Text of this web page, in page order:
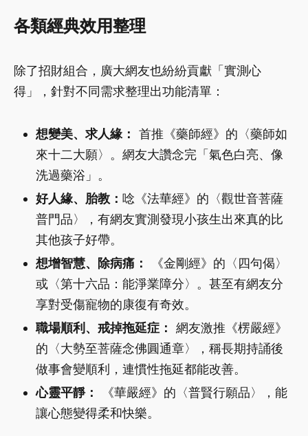
各類經典效用整理
除了招財組合，廣大網友也紛紛貢獻「實測心
得」，針對不同需求整理出功能清單：
想變美、求人緣：
首推《藥師經》的〈藥師如
來十二大願〉。網友大讚念完「氣色白亮、像
洗過藥浴」。
好人緣、胎教： 唸《法華經》的〈觀世音菩薩
普門品〉，有網友實測發現小孩生出來真的比
其他孩子好帶。
想增智慧、除病痛：
《金剛經》的〈四句偈〉
或〈第十六品：能淨業障分〉。甚至有網友分
享對受傷寵物的康復有奇效。
職場順利、戒掉拖延症：
網友激推《楞嚴經》
的〈大勢至菩薩念佛圓通章〉，稱長期持誦後
做事會變順利，連慣性拖延都能改善。
心靈平靜：
《華嚴經》的〈普賢行願品〉，能
讓心態變得柔和快樂。